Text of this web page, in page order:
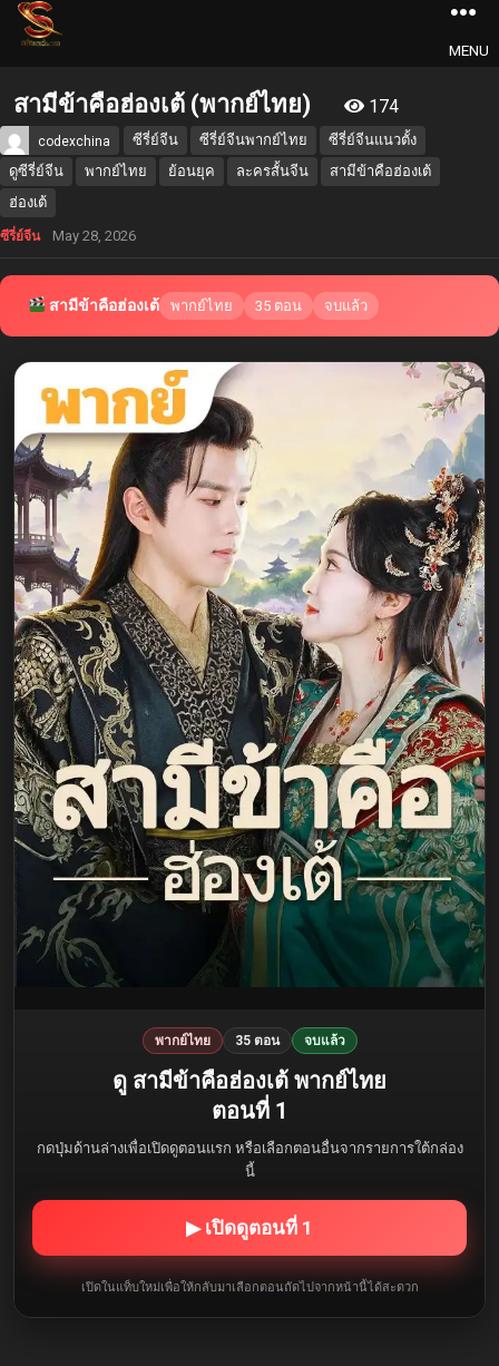
MENU
สามีข้าคือฮ่องเต้ (พากย์ไทย) 174
codexchina ซีรี่ย์จีน ซีรี่ย์จีนพากย์ไทย
ซีรี่ย์จีนแนวตั้ง
ดูซีรี่ย์จีน
พากย์ไทย ย้อนยุค ละครสั้นจีน
สามีข้าคือฮ่องเต้
ฮ่องเต้
ซีรี่ย์จีน May 28, 2026
สามีข้าคือฮ่องเต้ พากย์ไทย 35 ตอน จบแล้ว
พากย์ไทย 35 ตอน จบแล้ว
ดู สามีข้าคือฮ่องเต้ พากย์ไทย
ตอนที่ 1
กดปุ่มด้านล่างเพื่อเปิดดูตอนแรก หรือเลือกตอนอื่นจากรายการใต้กล่อง
นี้
▶ เปิดดูตอนที่ 1
เปิดในแท็บใหม่เพื่อให้กลับมาเลือกตอนถัดไปจากหน้านี้ได้สะดวก